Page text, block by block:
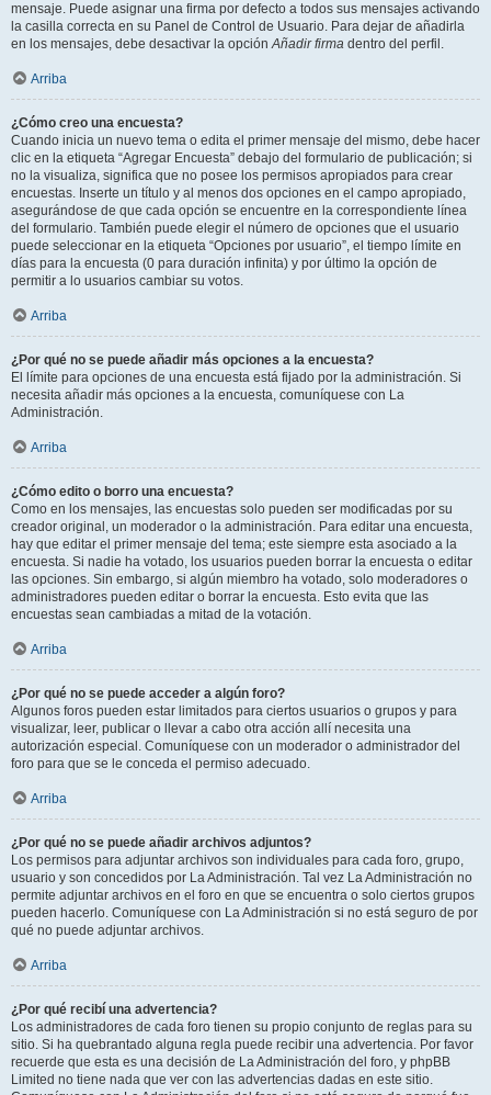
mensaje. Puede asignar una firma por defecto a todos sus mensajes activando
la casilla correcta en su Panel de Control de Usuario. Para dejar de añadirla
en los mensajes, debe desactivar la opciónAñadir firma dentro del perfil.
Arriba
¿Cómo creo una encuesta?
Cuando inicia un nuevo tema o edita el primer mensaje del mismo, debe hacer
clic en la etiqueta “Agregar Encuesta” debajo del formulario de publicación; si
no la visualiza, significa que no posee los permisos apropiados para crear
encuestas. Inserte un título y al menos dos opciones en el campo apropiado,
asegurándose de que cada opción se encuentre en la correspondiente línea
del formulario. También puede elegir el número de opciones que el usuario
puede seleccionar en la etiqueta “Opciones por usuario”, el tiempo límite en
días para la encuesta (0 para duración infinita) y por último la opción de
permitir a lo usuarios cambiar su votos.
Arriba
¿Por qué no se puede añadir más opciones a la encuesta?
El límite para opciones de una encuesta está fijado por la administración. Si
necesita añadir más opciones a la encuesta, comuníquese con La
Administración.
Arriba
¿Cómo edito o borro una encuesta?
Como en los mensajes, las encuestas solo pueden ser modificadas por su
creador original, un moderador o la administración. Para editar una encuesta,
hay que editar el primer mensaje del tema; este siempre esta asociado a la
encuesta. Si nadie ha votado, los usuarios pueden borrar la encuesta o editar
las opciones. Sin embargo, si algún miembro ha votado, solo moderadores o
administradores pueden editar o borrar la encuesta. Esto evita que las
encuestas sean cambiadas a mitad de la votación.
Arriba
¿Por qué no se puede acceder a algún foro?
Algunos foros pueden estar limitados para ciertos usuarios o grupos y para
visualizar, leer, publicar o llevar a cabo otra acción allí necesita una
autorización especial. Comuníquese con un moderador o administrador del
foro para que se le conceda el permiso adecuado.
Arriba
¿Por qué no se puede añadir archivos adjuntos?
Los permisos para adjuntar archivos son individuales para cada foro, grupo,
usuario y son concedidos por La Administración. Tal vez La Administración no
permite adjuntar archivos en el foro en que se encuentra o solo ciertos grupos
pueden hacerlo. Comuníquese con La Administración si no está seguro de por
qué no puede adjuntar archivos.
Arriba
¿Por qué recibí una advertencia?
Los administradores de cada foro tienen su propio conjunto de reglas para su
sitio. Si ha quebrantado alguna regla puede recibir una advertencia. Por favor
recuerde que esta es una decisión de La Administración del foro, y phpBB
Limited no tiene nada que ver con las advertencias dadas en este sitio.